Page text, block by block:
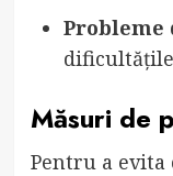
Probleme
Măsuri de
Pentru a